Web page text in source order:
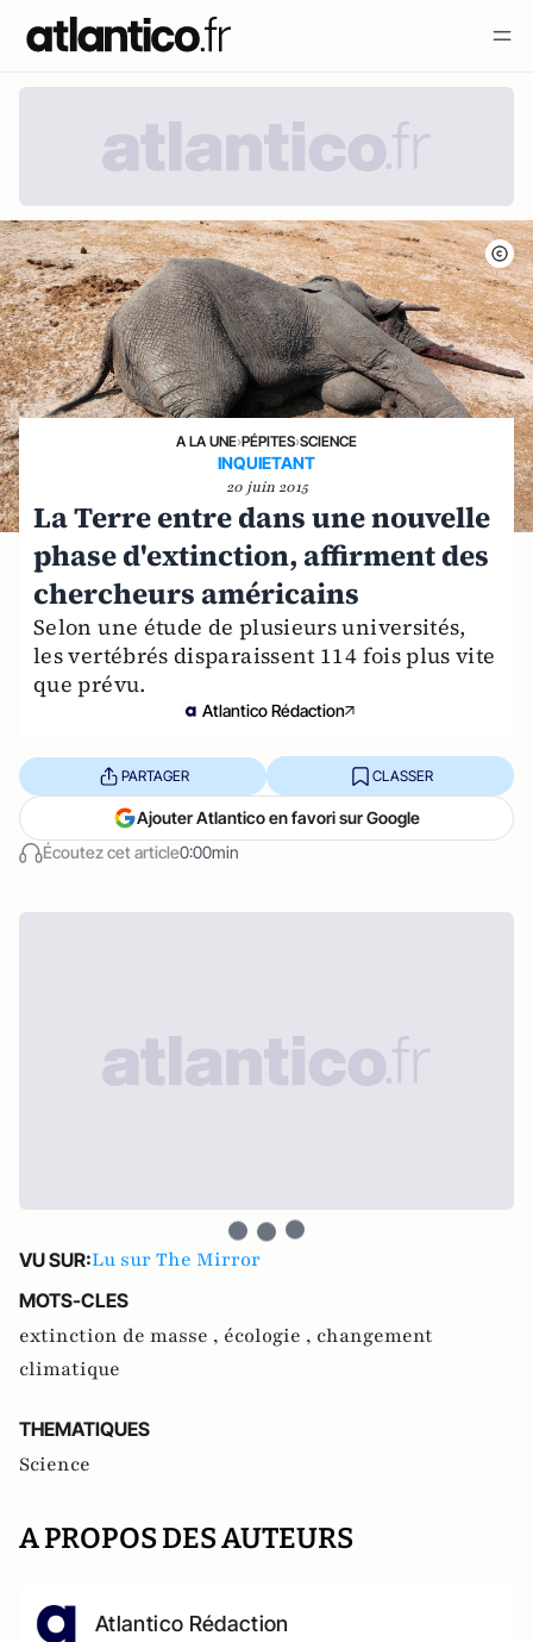
A LA UNE›PÉPITES›SCIENCE
INQUIETANT
20 juin 2015
La Terre entre dans une nouvelle
phase d'extinction, affirment des
chercheurs américains
Selon une étude de plusieurs universités,
les vertébrés disparaissent 114 fois plus vite
que prévu.
Atlantico Rédaction
Écoutez cet article0:00min
PARTAGER CLASSER
Ajouter Atlantico en favori sur Google
VU SUR:Lu sur The Mirror
MOTS-CLES
extinction de masse , écologie , changement
climatique
THEMATIQUES
Science
A PROPOS DES AUTEURS
Atlantico Rédaction